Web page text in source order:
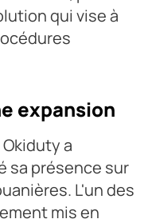
qui vise à
expansion
a
sa présence sur
L'un des
mis en